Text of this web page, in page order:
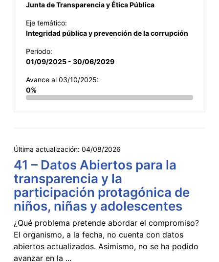
Junta de Transparencia y Ética Pública
Eje temático:
Integridad pública y prevención de la corrupción
Período:
01/09/2025 - 30/06/2029
Avance al 03/10/2025:
0%
Última actualización: 04/08/2026
41 – Datos Abiertos para la
transparencia y la
participación protagónica de
niños, niñas y adolescentes
¿Qué problema pretende abordar el compromiso?
El organismo, a la fecha, no cuenta con datos
abiertos actualizados. Asimismo, no se ha podido
avanzar en la ...